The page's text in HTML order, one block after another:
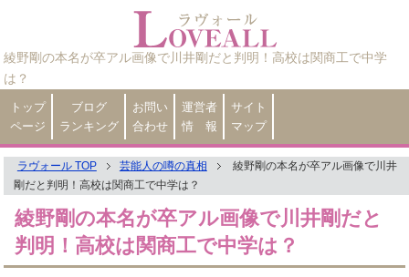
綾野剛の本名が卒アル画像で川井剛だと判明！高校は関商工で中学
は？
トップ
ページ
ブログ
ランキング
お問い
合わせ
運営者
情 報
サイト
マップ
ラヴォール TOP 芸能人の噂の真相
綾野剛の本名が卒アル画像で川井
剛だと判明！高校は関商工で中学は？
綾野剛の本名が卒アル画像で川井剛だと
判明！高校は関商工で中学は？